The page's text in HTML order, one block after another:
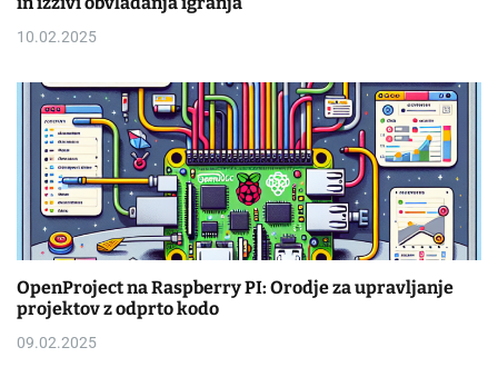
10.02.2025
OpenProject na Raspberry PI: Orodje za upravljanje
projektov z odprto kodo
09.02.2025